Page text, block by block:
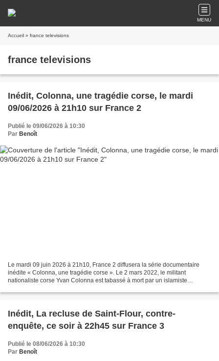
MENU
Accueil » france televisions
france televisions
Inédit, Colonna, une tragédie corse, le mardi
09/06/2026 à 21h10 sur France 2
Publié le 09/06/2026 à 10:30
Par Benoît
Le mardi 09 juin 2026 à 21h10, France 2 diffusera la série documentaire
inédite « Colonna, une tragédie corse ». Le 2 mars 2022, le militant
nationaliste corse Yvan Colonna est tabassé à mort par un islamiste
Inédit, La recluse de Saint-Flour, contre-
enquête, ce soir à 22h45 sur France 3
Publié le 08/06/2026 à 10:30
Par Benoît